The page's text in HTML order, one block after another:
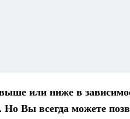
или ниже в
Вы все­гда можете